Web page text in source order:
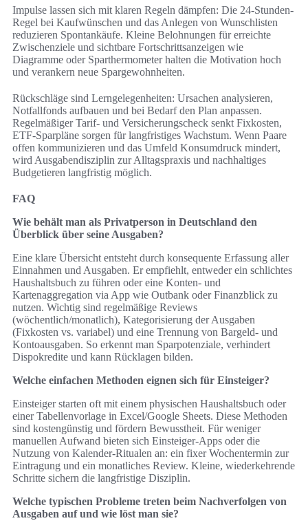
Impulse lassen sich mit klaren Regeln dämpfen: Die 24-Stunden-
Regel bei Kaufwünschen und das Anlegen von Wunschlisten
reduzieren Spontankäufe. Kleine Belohnungen für erreichte
Zwischenziele und sichtbare Fortschrittsanzeigen wie
Diagramme oder Sparthermometer halten die Motivation hoch
und verankern neue Spargewohnheiten.
Rückschläge sind Lerngelegenheiten: Ursachen analysieren,
Notfallfonds aufbauen und bei Bedarf den Plan anpassen.
Regelmäßiger Tarif- und Versicherungscheck senkt Fixkosten,
ETF-Sparpläne sorgen für langfristiges Wachstum. Wenn Paare
offen kommunizieren und das Umfeld Konsumdruck mindert,
wird Ausgabendisziplin zur Alltagspraxis und nachhaltiges
Budgetieren langfristig möglich.
FAQ
Wie behält man als Privatperson in Deutschland den
Überblick über seine Ausgaben?
Eine klare Übersicht entsteht durch konsequente Erfassung aller
Einnahmen und Ausgaben. Er empfiehlt, entweder ein schlichtes
Haushaltsbuch zu führen oder eine Konten- und
Kartenaggregation via App wie Outbank oder Finanzblick zu
nutzen. Wichtig sind regelmäßige Reviews
(wöchentlich/monatlich), Kategorisierung der Ausgaben
(Fixkosten vs. variabel) und eine Trennung von Bargeld- und
Kontoausgaben. So erkennt man Sparpotenziale, verhindert
Dispokredite und kann Rücklagen bilden.
Welche einfachen Methoden eignen sich für Einsteiger?
Einsteiger starten oft mit einem physischen Haushaltsbuch oder
einer Tabellenvorlage in Excel/Google Sheets. Diese Methoden
sind kostengünstig und fördern Bewusstheit. Für weniger
manuellen Aufwand bieten sich Einsteiger-Apps oder die
Nutzung von Kalender-Ritualen an: ein fixer Wochentermin zur
Eintragung und ein monatliches Review. Kleine, wiederkehrende
Schritte sichern die langfristige Disziplin.
Welche typischen Probleme treten beim Nachverfolgen von
Ausgaben auf und wie löst man sie?